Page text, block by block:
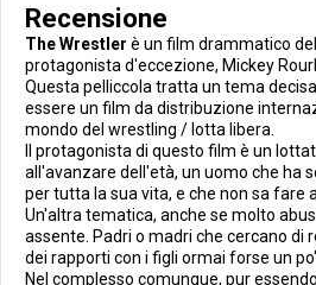
Recensione
The Wrestler è un film drammatico
protagonista d'eccezione, Mickey
Questa pelliccola tratta un tema
essere un film da distribuzione
mondo del wrestling / lotta libera.
Il protagonista di questo film è un
all'avanzare dell'età, un uomo che ha
per tutta la sua vita, e che non sa fare
Un'altra tematica, anche se molto
assente. Padri o madri che cercano di
dei rapporti con i figli ormai forse un
Nel complesso comunque, pur